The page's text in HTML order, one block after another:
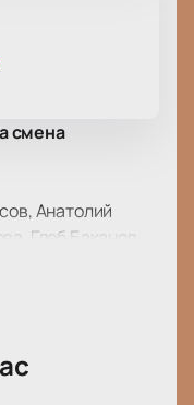
смена
Анатолий
Глеб Баканов
в исполнении
которого